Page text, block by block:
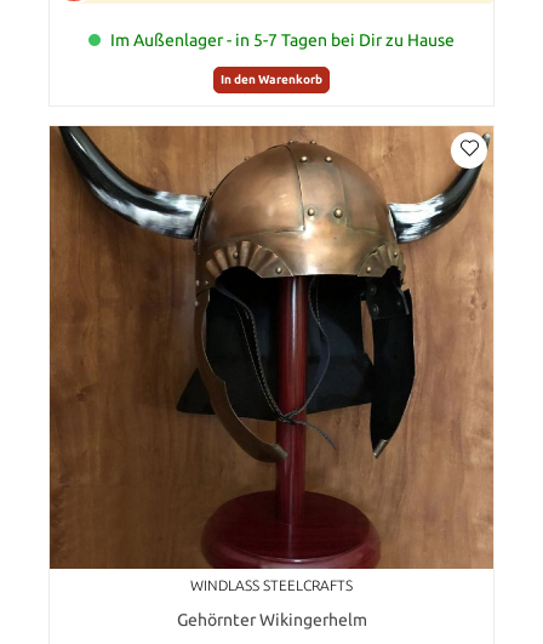
Im Außenlager - in 5-7 Tagen bei Dir zu Hause
In den Warenkorb
WINDLASS STEELCRAFTS
Gehörnter Wikingerhelm